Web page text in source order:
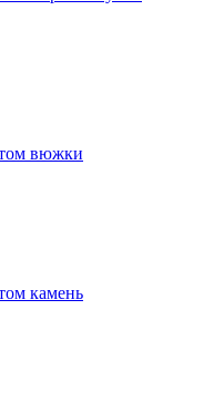
вюжки
камень